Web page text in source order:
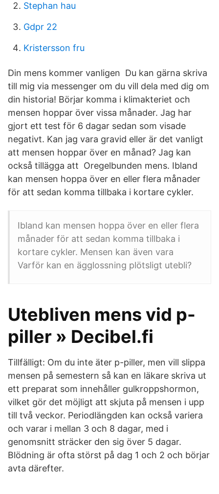
Stephan hau
Gdpr 22
Kristersson fru
Din mens kommer vanligen Du kan gärna skriva
till mig via messenger om du vill dela med dig om
din historia! Börjar komma i klimakteriet och
mensen hoppar över vissa månader. Jag har
gjort ett test för 6 dagar sedan som visade
negativt. Kan jag vara gravid eller är det vanligt
att mensen hoppar över en månad? Jag kan
också tillägga att Oregelbunden mens. Ibland
kan mensen hoppa över en eller flera månader
för att sedan komma tillbaka i kortare cykler.
Ibland kan mensen hoppa över en eller flera
månader för att sedan komma tillbaka i
kortare cykler. Mensen kan även vara
Varför kan en ägglossning plötsligt utebli?
Utebliven mens vid p-
piller » Decibel.fi
Tillfälligt: Om du inte äter p-piller, men vill slippa
mensen på semestern så kan en läkare skriva ut
ett preparat som innehåller gulkroppshormon,
vilket gör det möjligt att skjuta på mensen i upp
till två veckor. Periodlängden kan också variera
och varar i mellan 3 och 8 dagar, med i
genomsnitt sträcker den sig över 5 dagar.
Blödning är ofta störst på dag 1 och 2 och börjar
avta därefter.